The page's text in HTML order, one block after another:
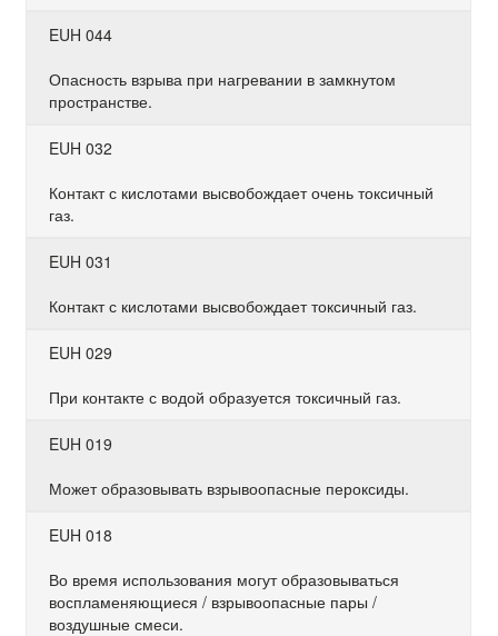
EUH 044
Опасность взрыва при нагревании в замкнутом
пространстве.
EUH 032
Контакт с кислотами высвобождает очень токсичный
газ.
EUH 031
Контакт с кислотами высвобождает токсичный газ.
EUH 029
При контакте с водой образуется токсичный газ.
EUH 019
Может образовывать взрывоопасные пероксиды.
EUH 018
Во время использования могут образовываться
воспламеняющиеся / взрывоопасные пары /
воздушные смеси.